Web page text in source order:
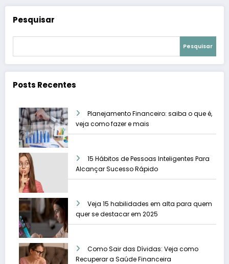
Pesquisar
Pesquisar
Posts Recentes
Planejamento Financeiro: saiba o que é,
veja como fazer e mais
15 Hábitos de Pessoas Inteligentes Para
Alcançar Sucesso Rápido
Veja 15 habilidades em alta para quem
quer se destacar em 2025
Como Sair das Dívidas: Veja como
Recuperar a Saúde Financeira